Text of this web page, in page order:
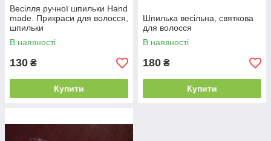
Весілля ручної шпильки Hand
made. Прикраси для волосся,
шпильки
В наявності
130 ₴
Купити
Шпилька весільна, святкова
для волосся
В наявності
180 ₴
Купити